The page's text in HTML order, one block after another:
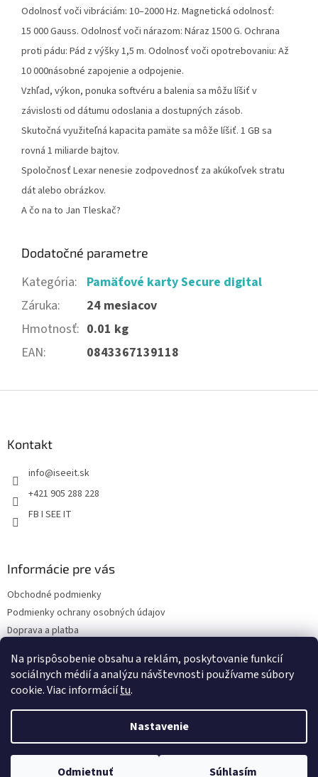
Na prispôsobenie obsahu a reklám, poskytovanie funkcií
sociálnych médií a analýzu návštevnosti používame súbory
cookie. Viac informáciítu.
Nastavenie
Odmietnuť Súhlasím
Odolnosť voči vibráciám: 10–2000 Hz. Magnetická odolnosť:
15 000 Gauss. Odolnosť voči nárazom: Náraz 1500 G. Ochrana
proti pádu: Pád z výšky 1,5 m. Odolnosť voči opotrebovaniu: Až
10 000násobné zapojenie a odpojenie.
Vzhľad, výkon, ponuka softvéru a balenia sa môžu líšiť v
závislosti od dátumu odoslania a dostupných zásob.
Skutočná využiteľná kapacita pamäte sa môže líšiť. 1 GB sa
rovná 1 miliarde bajtov.
Spoločnosť Lexar nenesie zodpovednosť za akúkoľvek stratu
dát alebo obrázkov.
A čo na to Jan Tleskač?
Dodatočné parametre
Kategória: Pamäťové karty Secure digital
Záruka:
24 mesiacov
Hmotnosť: 0.01 kg
EAN: 0843367139118
Kontakt
info@iseeit.sk
+421 905 288 228
FB I SEE IT
Informácie pre vás
Obchodné podmienky
Podmienky ochrany osobných údajov
Doprava a platba
Kontakty
Copyright 2026Eshop I SEE IT. Všetky práva vyhradené.Upraviť